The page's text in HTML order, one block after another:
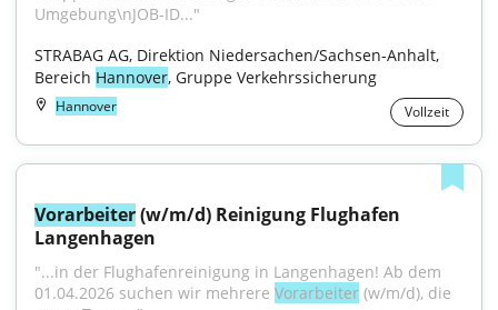
Umgebung\nJOB-ID..."
STRABAG AG, Direktion Niedersachen/Sachsen-Anhalt,
Bereich Hannover, Gruppe Verkehrssicherung
Hannover Vollzeit
Vorarbeiter (w/m/d) Reinigung Flughafen
Langenhagen
"...in der Flughafenreinigung in Langenhagen! Ab dem
01.04.2026 suchen wir mehrere Vorarbeiter (w/m/d), die